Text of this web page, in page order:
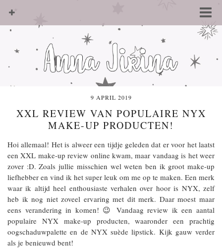
9 APRIL 2019
XXL REVIEW VAN POPULAIRE NYX
MAKE-UP PRODUCTEN!
Hoi allemaal! Het is alweer een tijdje geleden dat er voor het laatst
een XXL make-up review online kwam, maar vandaag is het weer
zover :D. Zoals jullie misschien wel weten ben ik groot make-up
liefhebber en vind ik het super leuk om me op te maken. Een merk
waar ik altijd heel enthousiaste verhalen over hoor is NYX, zelf
heb ik nog niet zoveel ervaring met dit merk. Daar moest maar
eens verandering in komen! 😉 Vandaag review ik een aantal
populaire NYX make-up producten, waaronder een prachtig
oogschaduwpalette en de NYX suède lipstick. Kijk gauw verder
als je benieuwd bent!